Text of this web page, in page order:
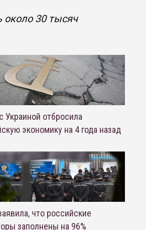
около 30 тысяч
Украиной отбросила
экономику на 4 года назад
что российские
заполнены на 96%